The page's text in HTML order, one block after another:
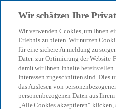
menu search
Wir schätzen Ihre
Wir verwenden Cookies, um Ihnen
Erlebnis zu bieten. Wir nutzen
für eine sichere Anmeldung zu
Daten zur Optimierung der Website-
damit wir Ihnen Inhalte bereitstellen
Interessen zugeschnitten sind. Dies
das Auslesen von
personenbezogenen Daten aus
„Alle Cookies akzeptieren“ klicken,